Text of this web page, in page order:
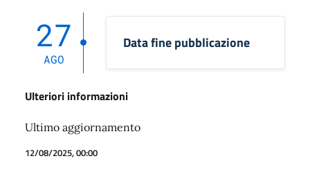
27
AGO
Data fine pubblicazione
Ulteriori informazioni
Ultimo aggiornamento
12/08/2025, 00:00